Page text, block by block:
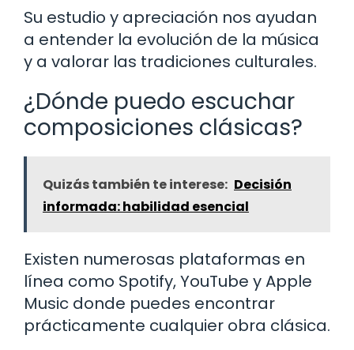
Su estudio y apreciación nos ayudan
a entender la evolución de la música
y a valorar las tradiciones culturales.
¿Dónde puedo escuchar
composiciones clásicas?
Quizás también te interese: Decisión
informada: habilidad esencial
Existen numerosas plataformas en
línea como Spotify, YouTube y Apple
Music donde puedes encontrar
prácticamente cualquier obra clásica.